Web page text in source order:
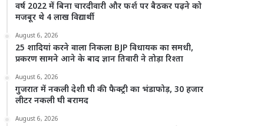
वर्ष 2022 में बिना चारदीवारी और फर्श पर बैठकर पढ़ने को
मजबूर थे 4 लाख विद्यार्थी
August 6, 2026
25 शादियां करने वाला निकला BJP विधायक का समधी,
प्रकरण सामने आने के बाद ज्ञान तिवारी ने तोड़ा रिश्ता
August 6, 2026
गुजरात में नकली देशी घी की फैक्ट्री का भंडाफोड़, 30 हजार
लीटर नकली घी बरामद
August 6, 2026